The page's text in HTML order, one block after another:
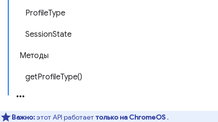
ProfileType
SessionState
Методы
getProfileType()
Важно:этот API работаеттолько на ChromeOS .